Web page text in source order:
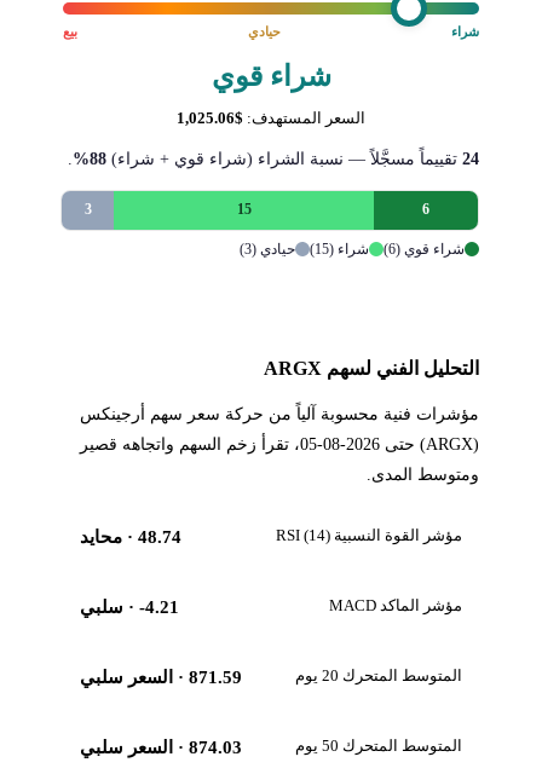
بيع حيادي شراء
شراء قوي
السعر المستهدف: $1,025.06
24تقييماً مسجَّلاً — نسبة الشراء (شراء قوي + شراء) 88%
.
6
15
3
شراء قوي (6) شراء (15) حيادي (3)
التحليل الفني لسهم ARGX
مؤشرات فنية محسوبة آلياً من حركة سعر سهم أرجينكس
(ARGX) حتى 2026-08-05، تقرأ زخم السهم واتجاهه قصير
ومتوسط المدى.
مؤشر القوة النسبية RSI (14) 48.74· محايد
مؤشر الماكد MACD -4.21· سلبي
المتوسط المتحرك 20 يوم 871.59· السعر سلبي
المتوسط المتحرك 50 يوم 874.03· السعر سلبي